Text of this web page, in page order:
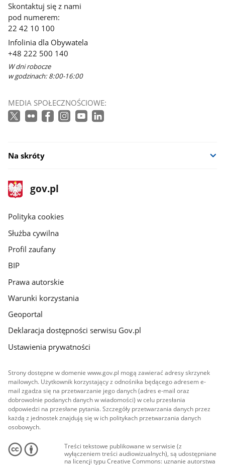
Skontaktuj się z nami
pod numerem:
22 42 10 100
Infolinia dla Obywatela
+48 222 500 140
W dni robocze
w godzinach: 8:00-16:00
MEDIA SPOŁECZNOŚCIOWE:
Na skróty
stopka
gov.pl
Strona
gov.pl
gov.pl
Polityka cookies
Służba cywilna
Profil zaufany
BIP
Prawa autorskie
Warunki korzystania
Geoportal
Deklaracja dostępności serwisu Gov.pl
Ustawienia prywatności
Strony dostępne w domenie www.gov.pl mogą zawierać adresy skrzynek
mailowych. Użytkownik korzystający z odnośnika będącego adresem e-
mail zgadza się na przetwarzanie jego danych (adres e-mail oraz
dobrowolnie podanych danych w wiadomości) w celu przesłania
odpowiedzi na przesłane pytania. Szczegóły przetwarzania danych przez
każdą z jednostek znajdują się w ich politykach przetwarzania danych
osobowych.
Treści tekstowe publikowane w serwisie (z
wyłączeniem treści audiowizualnych), są udostępniane
na licencji typu Creative Commons: uznanie autorstwa